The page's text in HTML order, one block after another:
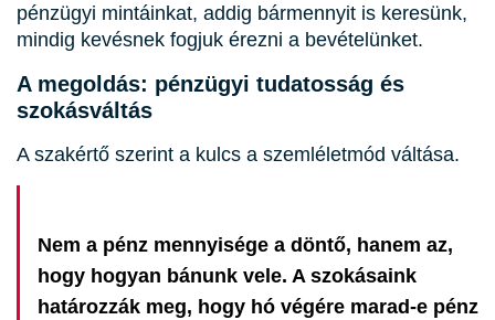
pénzügyi mintáinkat, addig bármennyit is keresünk,
mindig kevésnek fogjuk érezni a bevételünket.
A megoldás: pénzügyi tudatosság és
szokásváltás
A szakértő szerint a kulcs a szemléletmód váltása.
Nem a pénz mennyisége a döntő, hanem az,
hogy hogyan bánunk vele. A szokásaink
határozzák meg, hogy hó végére marad-e pénz